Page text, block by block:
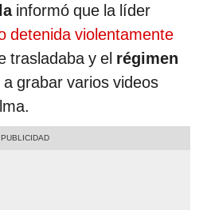
informó que la líder
detenida violentamente
trasladaba y el régimen
a grabar varios videos